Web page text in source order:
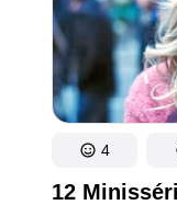
12
4